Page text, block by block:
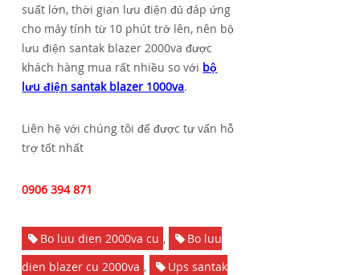
suất lớn, thời gian lưu điện đủ đáp ứng
cho máy tính từ 10 phút trở lên, nên bộ
lưu điện santak blazer 2000va được
khách hàng mua rất nhiều so với bộ
lưu điện santak blazer 1000va.
Liên hệ với chúng tôi để được tư vấn hỗ
trợ tốt nhất
0906 394 871
Bo luu dien 2000va cu ,
Bo luu
dien blazer cu 2000va ,
Ups santak